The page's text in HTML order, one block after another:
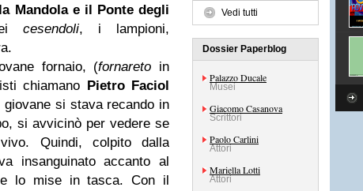
Mandola e il Ponte degli
cesendoli, i lampioni,
fornaio, (fornareto in
chiamano Pietro Faciol
si stava recando in
si avvicinò per vedere se
Quindi, colpito dalla
insanguinato accanto al
lo mise in tasca. Con il
Vedi tutti
Dossier Paperblog
Palazzo Ducale
Musei
Giacomo Casanova
Scrittori
Paolo Carlini
Attori
Mariella Lotti
Attori